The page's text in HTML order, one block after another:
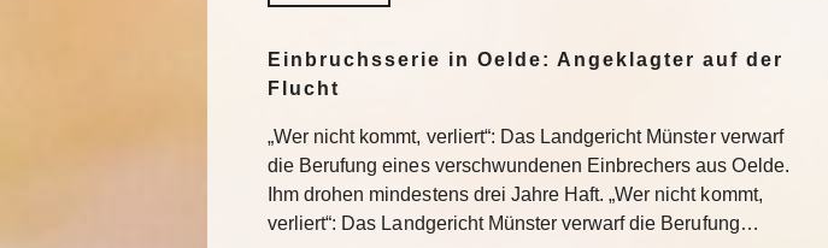
Einbruchsserie in Oelde: Angeklagter auf der
Flucht
„Wer nicht kommt, verliert“: Das Landgericht Münster verwarf
die Berufung eines verschwundenen Einbrechers aus Oelde.
Ihm drohen mindestens drei Jahre Haft. „Wer nicht kommt,
verliert“: Das Landgericht Münster verwarf die Berufung…